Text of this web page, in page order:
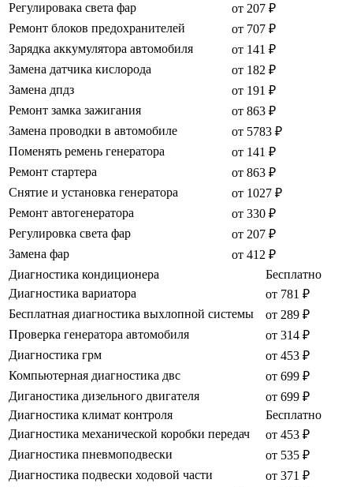
Регулировака света фар
от 207 ₽
Ремонт блоков предохранителей
от 707 ₽
Зарядка аккумулятора автомобиля
от 141 ₽
Замена датчика кислорода
от 182 ₽
Замена дпдз
от 191 ₽
Ремонт замка зажигания
от 863 ₽
Замена проводки в автомобиле
от 5783 ₽
Поменять ремень генератора
от 141 ₽
Ремонт стартера
от 863 ₽
Снятие и установка генератора
от 1027 ₽
Ремонт автогенератора
от 330 ₽
Регулировка света фар
от 207 ₽
Замена фар
от 412 ₽
Диагностика кондиционера
Бесплатно
Диагностика вариатора
от 781 ₽
Бесплатная диагностика выхлопной системы
от 289 ₽
Проверка генератора автомобиля
от 314 ₽
Диагностика грм
от 453 ₽
Компьютерная диагностика двс
от 699 ₽
Диганостика дизельного двигателя
от 699 ₽
Диагностика климат контроля
Бесплатно
Диагностика механической коробки передач
от 453 ₽
Диагностика пневмоподвески
от 535 ₽
Диагностика подвески ходовой части
от 371 ₽